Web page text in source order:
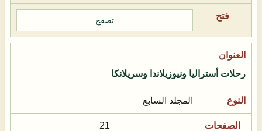
تصفح
رحلات أستراليا ونيوزيلاندا وسريلانكا
المجلد السابع
21